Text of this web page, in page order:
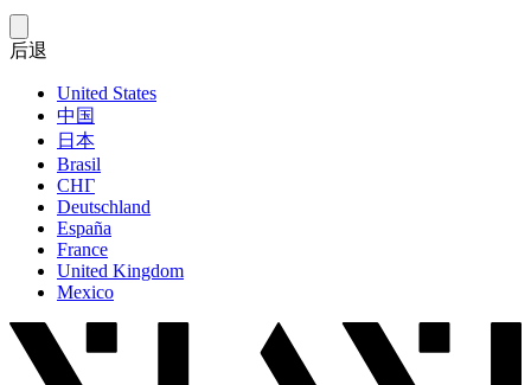
后退
United States
中国
日本
Brasil
СНГ
Deutschland
España
France
United Kingdom
Mexico